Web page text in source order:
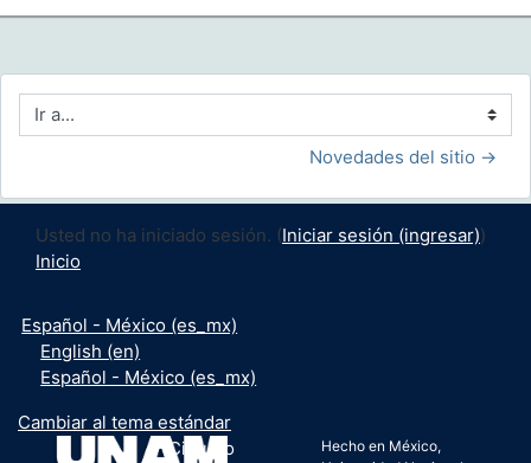
Ir a...
Novedades del sitio →
Usted no ha iniciado sesión. (Iniciar sesión (ingresar))
Inicio
Español - México ‎(es_mx)‎
English ‎(en)‎
Español - México ‎(es_mx)‎
Cambiar al tema estándar
Circuito
Hecho en México,